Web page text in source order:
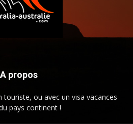
A propos
touriste, ou avec un visa vacances
pays continent !